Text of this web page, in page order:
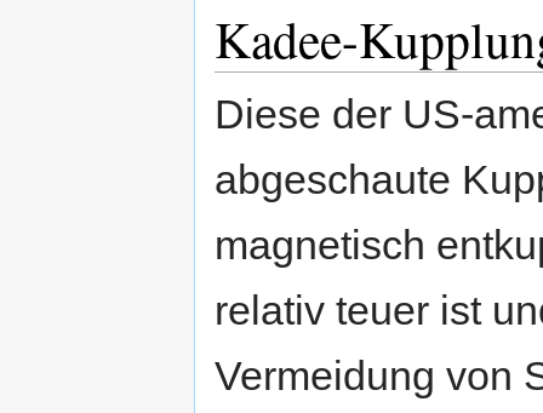
Kadee-
Diese der US-
abgeschaute
magnetisch
relativ teuer ist
Vermeidung von